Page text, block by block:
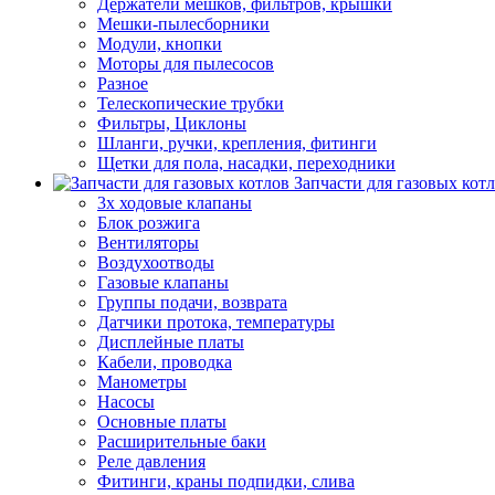
Держатели мешков, фильтров, крышки
Мешки-пылесборники
Модули, кнопки
Моторы для пылесосов
Разное
Телескопические трубки
Фильтры, Циклоны
Шланги, ручки, крепления, фитинги
Щетки для пола, насадки, переходники
Запчасти для газовых
3х ходовые клапаны
Блок розжига
Вентиляторы
Воздухоотводы
Газовые клапаны
Группы подачи, возврата
Датчики протока, температуры
Дисплейные платы
Кабели, проводка
Манометры
Насосы
Основные платы
Расширительные баки
Реле давления
Фитинги, краны подпидки, слива